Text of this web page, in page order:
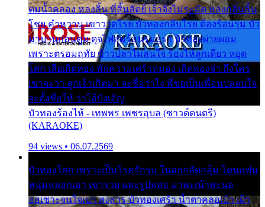
ตมน้ำคลอง หลงลิ้น ที่สิ้นสัตย์ เจ้าจึงไม่ระมัด หลงกลิ่นลิ้น
โชย คำหวาน เขาวาดโรย บัวทองกลีบโรย ต้องร้อนรุม บัว
มาบานก่อนตูม ดุจไฟสุมร้อนรุมอุรา บัวทองผ่ายผอม
เพราะตรอมฤทัย ข้าวปลาไม่สนใจ ร้องไห้ลูกเดียว หยุด
โศก เสียเถิดทอง พักความเศร้าหมอง เถิดทองจ๋า ถึงใคร
เขาจะว่า ลูกเจ้าเกิดมา จะชื่อว่าไง พี่ขอเป็นเพื่อนปลอบใจ
จะตั้งชื่อให้ ว่าไอ้บังเอิญ
บัวทองร้องไห้ - เทพพร เพชรอุบล (ซาวด์ดนตรี)
(KARAOKE)
94 views • 06.07.2569
บัวทองโศก เพราะเป็นโรครักรุม ในอกกลัดกลุ้ม โดนแฟน
หนุ่มหลอกเอา เขารวย และรูปหล่อ มาพะเน้าพะนอ
ออเซาะจนใจเบา สงสาร บัวทองเศร้า น้ำตาคลอเบ้า เฝ้า